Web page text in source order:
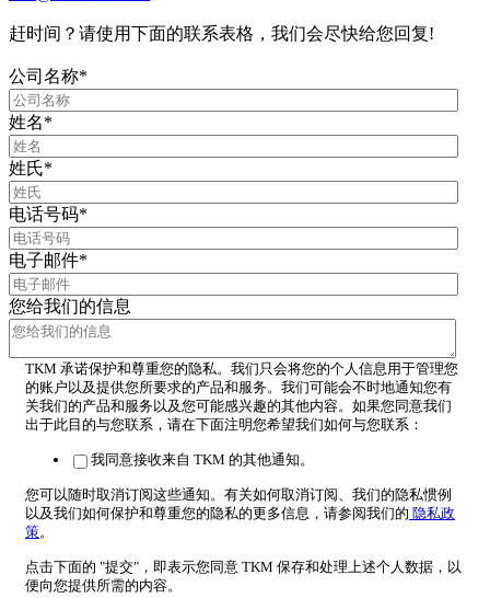
赶时间？请使用下面的联系表格，我们会尽快给您回复!
公司名称*
姓名*
姓氏*
电话号码*
电子邮件*
您给我们的信息
TKM 承诺保护和尊重您的隐私。我们只会将您的个人信息用于管理您
的账户以及提供您所要求的产品和服务。我们可能会不时地通知您有
关我们的产品和服务以及您可能感兴趣的其他内容。如果您同意我们
出于此目的与您联系，请在下面注明您希望我们如何与您联系：
我同意接收来自 TKM 的其他通知。
您可以随时取消订阅这些通知。有关如何取消订阅、我们的隐私惯例
以及我们如何保护和尊重您的隐私的更多信息，请参阅我们的 隐私政
策。
点击下面的 "提交"，即表示您同意 TKM 保存和处理上述个人数据，以
便向您提供所需的内容。